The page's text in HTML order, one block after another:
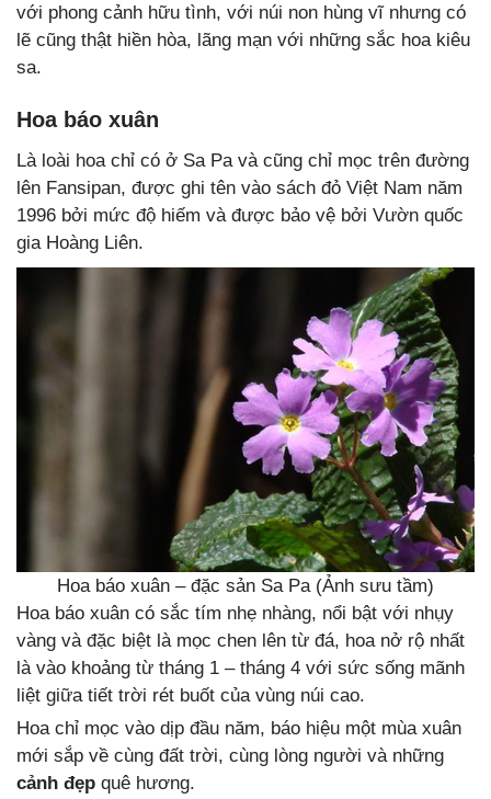
với phong cảnh hữu tình, với núi non hùng vĩ nhưng có
lẽ cũng thật hiền hòa, lãng mạn với những sắc hoa kiêu
sa.
Hoa báo xuân
Là loài hoa chỉ có ở Sa Pa và cũng chỉ mọc trên đường
lên Fansipan, được ghi tên vào sách đỏ Việt Nam năm
1996 bởi mức độ hiếm và được bảo vệ bởi Vườn quốc
gia Hoàng Liên.
Hoa báo xuân – đặc sản Sa Pa (Ảnh sưu tầm)
Hoa báo xuân có sắc tím nhẹ nhàng, nổi bật với nhụy
vàng và đặc biệt là mọc chen lên từ đá, hoa nở rộ nhất
là vào khoảng từ tháng 1 – tháng 4 với sức sống mãnh
liệt giữa tiết trời rét buốt của vùng núi cao.
Hoa chỉ mọc vào dịp đầu năm, báo hiệu một mùa xuân
mới sắp về cùng đất trời, cùng lòng người và những
cảnh đẹp quê hương.